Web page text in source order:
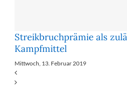
Streikbruchprämie als
Kampfmittel
Mittwoch, 13. Februar 2019